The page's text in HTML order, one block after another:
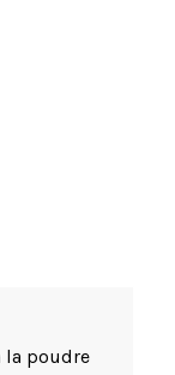
la poudre